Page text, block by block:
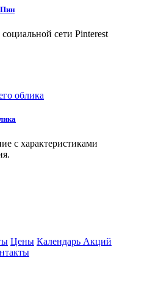
Пин
сети Pinterest
с характеристиками
Цены Календарь Акций